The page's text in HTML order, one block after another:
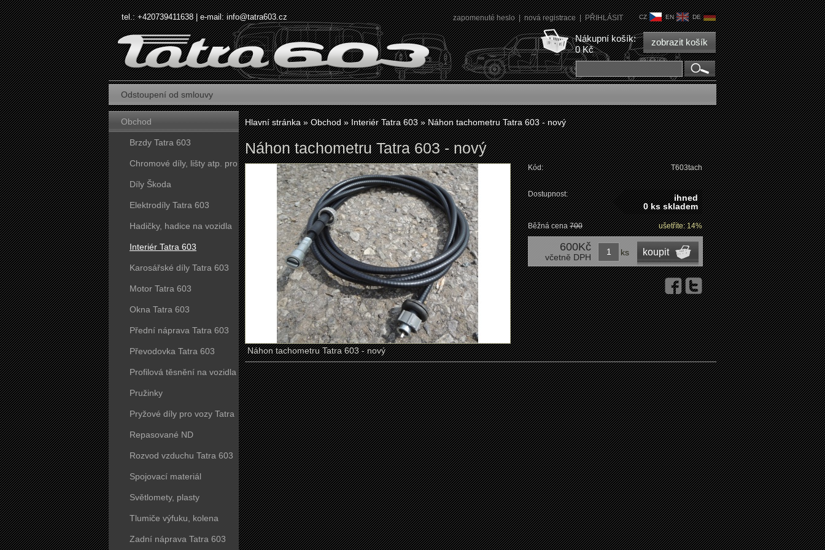
tel.: +420739411638 | e-mail:info@tatra603.cz CZ EN DE
zapomenuté heslo|nová registrace|PŘIHLÁSIT
Nákupní košík:
0 Kč
zobrazit košík
Odstoupení od smlouvy
Obchod
Brzdy Tatra 603
Chromové díly, lišty atp. pro
vozy Tatra 603
Díly Škoda
Elektrodíly Tatra 603
Hadičky, hadice na vozidla
Tatra 603
Interiér Tatra 603
Karosářské díly Tatra 603
Motor Tatra 603
Okna Tatra 603
Přední náprava Tatra 603
Převodovka Tatra 603
Profilová těsnění na vozidla
Tatra 603
Pružinky
Pryžové díly pro vozy Tatra
603
Repasované ND
Rozvod vzduchu Tatra 603
Spojovací materiál
Světlomety, plasty
Tlumiče výfuku, kolena
Zadní náprava Tatra 603
Hlavní stránka»Obchod»Interiér Tatra 603»Náhon tachometru Tatra 603 - nový
Náhon tachometru Tatra 603 - nový
Kód: T603tach
Dostupnost:
ihned
0 ks skladem
Běžná cena700 ušetříte: 14%
600Kč
včetně DPH ks koupit
Náhon tachometru Tatra 603 - nový